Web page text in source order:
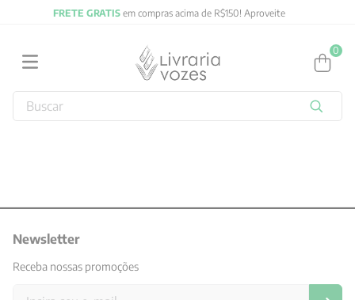
de R$150! Aproveite FRETE GRATISem compras
0
Buscar
Newsletter
Receba nossas promoções
3º 2027
4º jung
5º byung chul han